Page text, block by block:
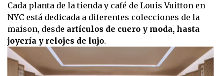
Cada planta de la tienda y café de Louis Vuitton en
NYC está dedicada a diferentes colecciones de la
maison, desde artículos de cuero y moda, hasta
joyería y relojes de lujo.